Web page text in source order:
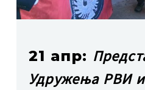
21 апр:
Удружења РВИ